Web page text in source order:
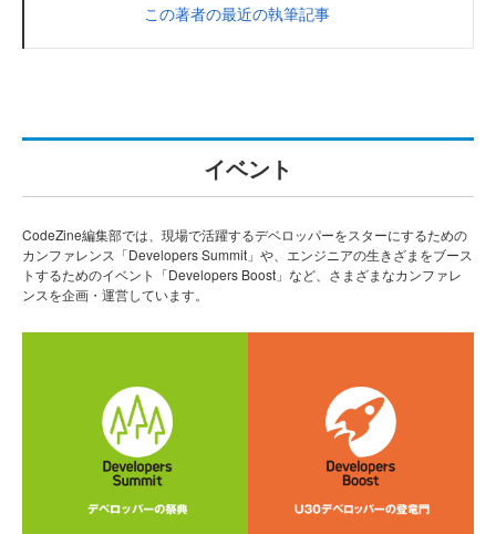
この著者の最近の執筆記事
イベント
CodeZine編集部では、現場で活躍するデベロッパーをスターにするための
カンファレンス「Developers Summit」や、エンジニアの生きざまをブース
トするためのイベント「Developers Boost」など、さまざまなカンファレ
ンスを企画・運営しています。